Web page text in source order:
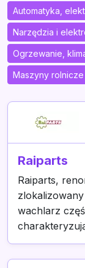
Automatyka,
Narzędzia i
Ogrzewanie,
Maszyny
Raiparts
Raiparts,
wachlarz